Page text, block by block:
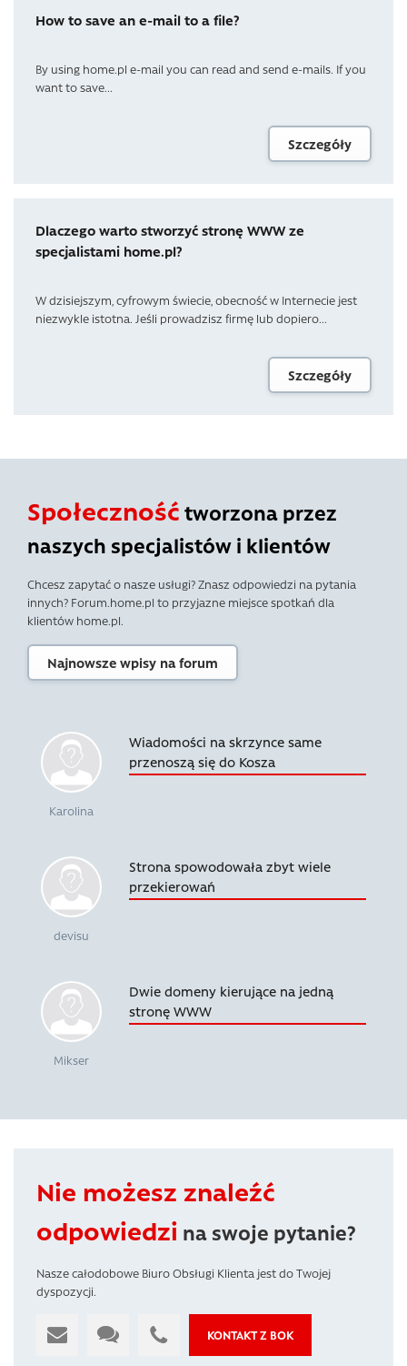
How to save an e-mail to a file?
By using home.pl e-mail you can read and send e-mails. If you
want to save...
Szczegóły
Dlaczego warto stworzyć stronę WWW ze
specjalistami home.pl?
W dzisiejszym, cyfrowym świecie, obecność w Internecie jest
niezwykle istotna. Jeśli prowadzisz firmę lub dopiero...
Szczegóły
Społeczność tworzona przez
naszych specjalistów i klientów
Chcesz zapytać o nasze usługi? Znasz odpowiedzi na pytania
innych? Forum.home.pl to przyjazne miejsce spotkań dla
klientów home.pl.
Najnowsze wpisy na forum
Karolina
Wiadomości na skrzynce same
przenoszą się do Kosza
devisu
Strona spowodowała zbyt wiele
przekierowań
Mikser
Dwie domeny kierujące na jedną
stronę WWW
Nie możesz znaleźć
odpowiedzi na swoje pytanie?
Nasze całodobowe Biuro Obsługi Klienta jest do Twojej
dyspozycji.
KONTAKT Z BOK